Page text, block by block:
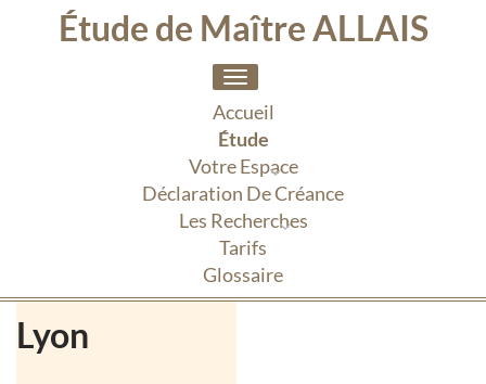
Étude de Maître ALLAIS
Toggle
navigation
Accueil
Étude
Votre Espace
Déclaration De Créance
Les Recherches
Tarifs
Glossaire
Lyon